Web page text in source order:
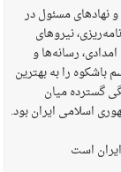
نهادهای مسئول در
نیروهای
رسانه‌ها و
باشکوه را به بهترین
گسترده میان
اسلامی ایران بود.
است